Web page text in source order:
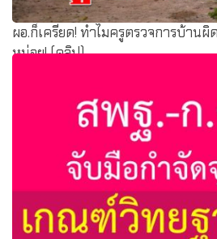
ผอ.ก็เครียด! ทำไมครูตรวจการบ้านผิ
หน่อย! (คลิป)